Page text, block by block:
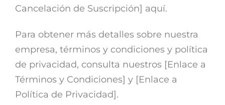
Cancelación de Suscripción] aquí.
Para obtener más detalles sobre nuestra
empresa, términos y condiciones y política
de privacidad, consulta nuestros [Enlace a
Términos y Condiciones] y [Enlace a
Política de Privacidad].